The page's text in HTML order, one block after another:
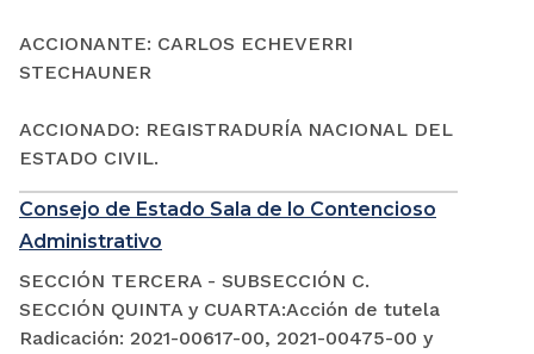
ACCIONANTE: CARLOS ECHEVERRI
STECHAUNER
ACCIONADO: REGISTRADURÍA NACIONAL DEL
ESTADO CIVIL.
Consejo de Estado Sala de lo Contencioso
Administrativo
SECCIÓN TERCERA - SUBSECCIÓN C.
SECCIÓN QUINTA y CUARTA:Acción de tutela
Radicación: 2021-00617-00, 2021-00475-00 y